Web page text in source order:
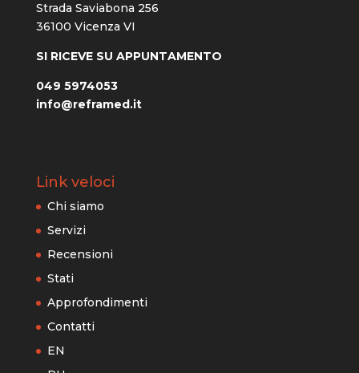
Strada Saviabona 256
36100 Vicenza VI
SI RICEVE SU APPUNTAMENTO
049 5974053
info@reframed.it
Link veloci
Chi siamo
Servizi
Recensioni
Stati
Approfondimenti
Contatti
EN